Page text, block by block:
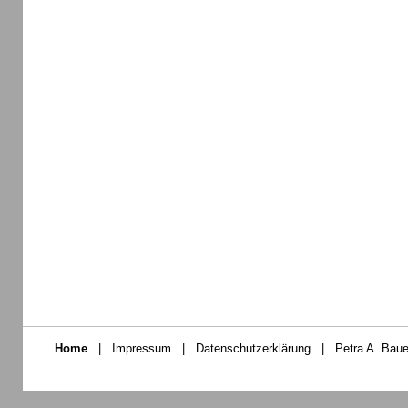
Home | Impressum | Datenschutzerklärung | Petra A.